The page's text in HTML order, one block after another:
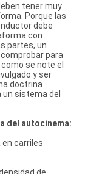
tener muy
Porque las
debe
con
partes, un
para
se note el
y ser
doctrina
un sistema del
del autocinema:
carriles
de